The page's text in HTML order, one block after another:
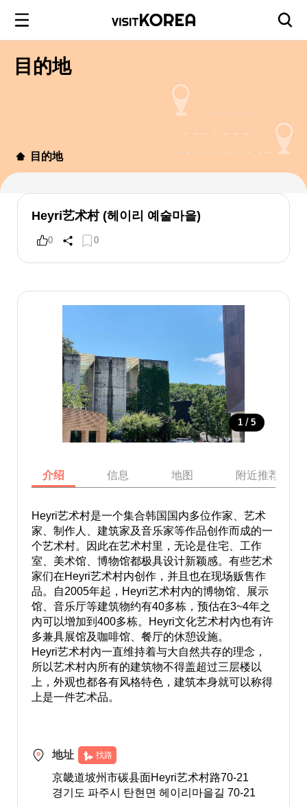
目的地
目的地
Heyri艺术村 (헤이리 예술마을)
0 0
1 / 5
介绍 信息 地图 附近推荐景点
Heyri艺术村是一个集合韩国国内多位作家、艺术
家、制作人、建筑家及音乐家等作品创作而成的一
个艺术村。因此在艺术村里，无论是住宅、工作
室、美术馆、博物馆都极具设计新颖感。有些艺术
家们在Heyri艺术村内创作，并且也在现场贩售作
品。自2005年起，Heyri艺术村內的博物馆、展示
馆、音乐厅等建筑物约有40多栋，预估在3~4年之
內可以增加到400多栋。Heyri文化艺术村內也有许
多兼具展馆及咖啡馆、餐厅的休憩设施。
Heyri艺术村內一直维持着与大自然共存的理念，
所以艺术村內所有的建筑物不得盖超过三层楼以
上，外观也都各有风格特色，建筑本身就可以称得
上是一件艺术品。
地址 找路
京畿道坡州市碳县面Heyri艺术村路70-21
경기도 파주시 탄현면 헤이리마을길 70-21